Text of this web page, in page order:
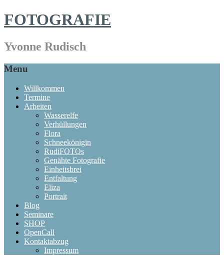
FOTOGRAFIE
Yvonne Rudisch
Menu
Willkommen
Termine
Arbeiten
Wasserelfe
Verhüllungen
Flora
Schneekönigin
RudiFOTOs
Genähte Fotografie
Einheitsbrei
Entfaltung
Eliza
Portrait
Blog
Seminare
SHOP
OpenCall
Kontaktabzug
Impressum